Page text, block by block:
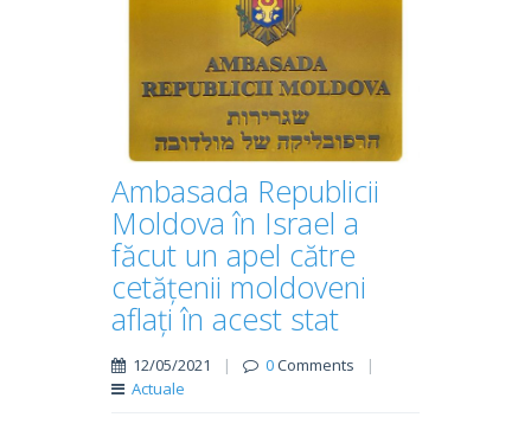
Ambasada Republicii
Moldova în Israel a
făcut un apel către
cetățenii moldoveni
aflați în acest stat
12/05/2021 | 0Comments
|
Actuale